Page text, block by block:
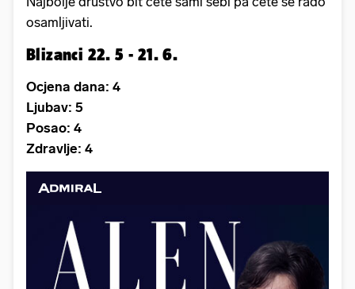
osamljivati.
Blizanci 22. 5 - 21. 6.
Ocjena dana: 4
Ljubav: 5
Posao: 4
Zdravlje: 4